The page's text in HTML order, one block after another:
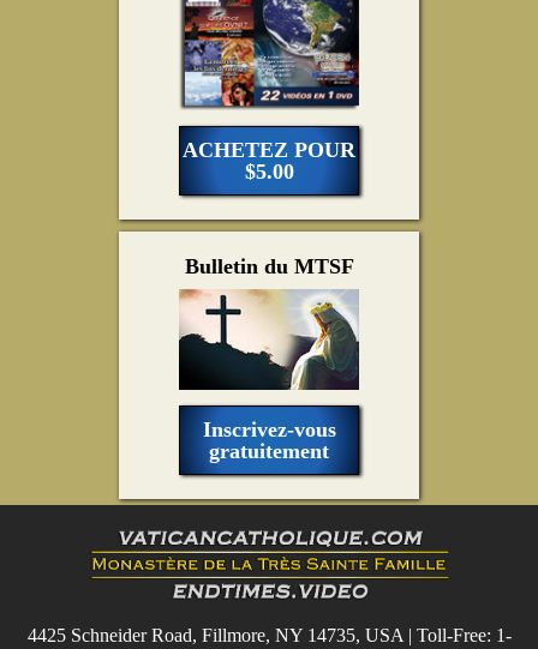
ACHETEZ POUR
$5.00
Bulletin du MTSF
Inscrivez-vous
gratuitement
4425 Schneider Road, Fillmore, NY 14735, USA | Toll-Free: 1-